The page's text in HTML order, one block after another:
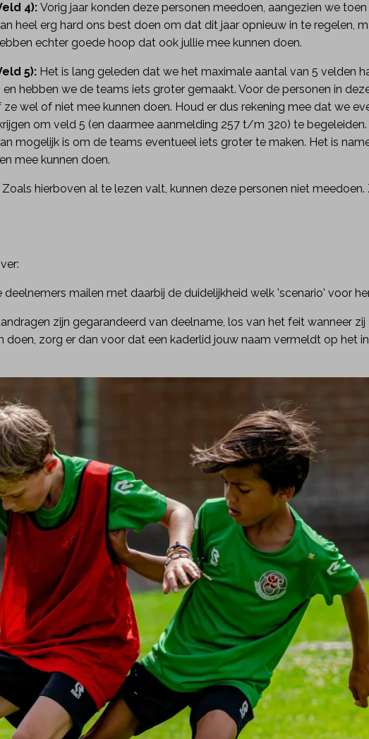
4): Vorig jaar konden deze personen meedoen, aangezien we
heel erg hard ons best doen om dat dit jaar opnieuw in te regelen,
echter goede hoop dat ook jullie mee kunnen doen.
5): Het is lang geleden dat we het maximale aantal van 5 velden
hebben we de teams iets groter gemaakt. Voor de personen in
wel of niet mee kunnen doen. Houd er dus rekening mee dat we
om veld 5 (en daarmee aanmelding 257 t/m 320) te
mogelijk is om de teams eventueel iets groter te maken. Het is
mee kunnen doen.
Zoals hierboven al te lezen valt, kunnen deze personen niet meedoen.
deelnemers mailen met daarbij de duidelijkheid welk 'scenario' voor
zijn gegarandeerd van deelname, los van het feit wanneer
doen, zorg er dan voor dat een kaderlid jouw naam vermeldt op het